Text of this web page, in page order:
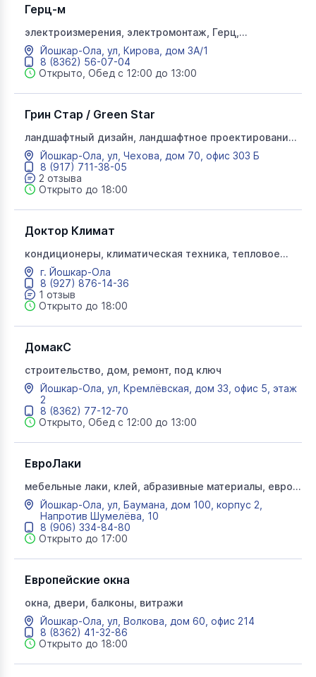
Герц-м
электроизмерения, электромонтаж, Герц,
инженерно-электротехнический центр
Йошкар-Ола, ул, Кирова, дом 3А/1
8 (8362) 56-07-04
Открыто, Обед с 12:00 до 13:00
Грин Стар / Green Star
ландшафтный дизайн, ландшафтное проектирование,
озеленение, цветы, ГринСтар, грин стар
Йошкар-Ола, ул, Чехова, дом 70, офис 303 Б
8 (917) 711-38-05
2 отзыва
Открыто до 18:00
Доктор Климат
кондиционеры, климатическая техника, тепловое
оборудование
г. Йошкар-Ола
8 (927) 876-14-36
1 отзыв
Открыто до 18:00
ДомакС
строительство, дом, ремонт, под ключ
Йошкар-Ола, ул, Кремлёвская, дом 33, офис 5, этаж
2
8 (8362) 77-12-70
Открыто, Обед с 12:00 до 13:00
ЕвроЛаки
мебельные лаки, клей, абразивные материалы, евро
лаки, белинка, ремонт, декор, патина, красители,
морилки
Йошкар-Ола, ул, Баумана, дом 100, корпус 2,
Напротив Шумелёва, 10
8 (906) 334-84-80
Открыто до 17:00
Европейские окна
окна, двери, балконы, витражи
Йошкар-Ола, ул, Волкова, дом 60, офис 214
8 (8362) 41-32-86
Открыто до 18:00